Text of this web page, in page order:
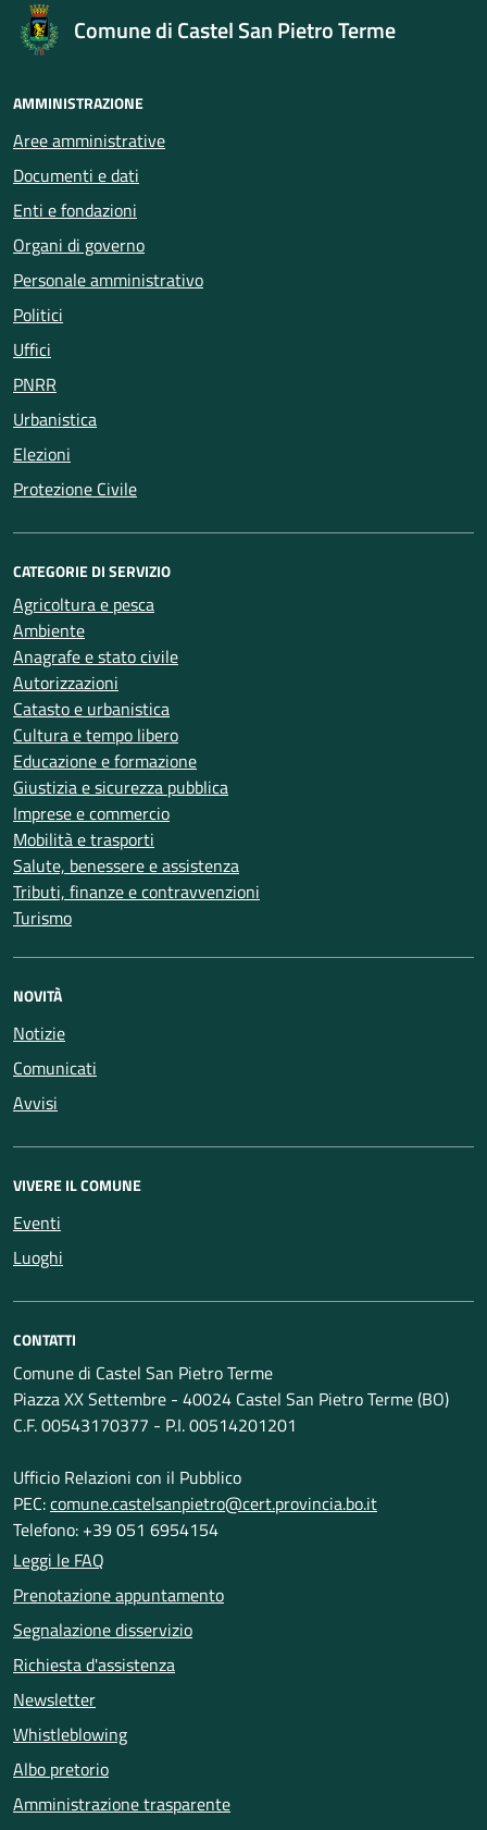
Comune di Castel San Pietro Terme
AMMINISTRAZIONE
Aree amministrative
Documenti e dati
Enti e fondazioni
Organi di governo
Personale amministrativo
Politici
Uffici
PNRR
Urbanistica
Elezioni
Protezione Civile
CATEGORIE DI SERVIZIO
Agricoltura e pesca
Ambiente
Anagrafe e stato civile
Autorizzazioni
Catasto e urbanistica
Cultura e tempo libero
Educazione e formazione
Giustizia e sicurezza pubblica
Imprese e commercio
Mobilità e trasporti
Salute, benessere e assistenza
Tributi, finanze e contravvenzioni
Turismo
NOVITÀ
Notizie
Comunicati
Avvisi
VIVERE IL COMUNE
Eventi
Luoghi
CONTATTI
Comune di Castel San Pietro Terme
Piazza XX Settembre - 40024 Castel San Pietro Terme (BO)
C.F. 00543170377 - P.I. 00514201201
Ufficio Relazioni con il Pubblico
PEC:comune.castelsanpietro@cert.provincia.bo.it
Telefono: +39 051 6954154
Leggi le FAQ
Prenotazione appuntamento
Segnalazione disservizio
Richiesta d'assistenza
Newsletter
Whistleblowing
Albo pretorio
Amministrazione trasparente